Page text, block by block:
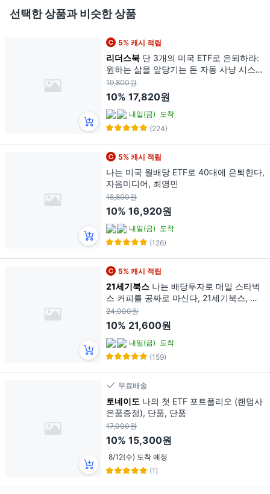
선택한 상품과 비슷한 상품
5% 캐시 적립
리더스북 단 3개의 미국 ETF로 은퇴하라:
원하는 삶을 앞당기는 돈 자동 사냥 시스
템, 리더스북, 김지훈
19,800원
10% 17,820원
내일(금)
도착
(224)
5% 캐시 적립
나는 미국 월배당 ETF로 40대에 은퇴한다,
자음미디어, 최영민
18,800원
10% 16,920원
내일(금)
도착
(126)
5% 캐시 적립
21세기북스 나는 배당투자로 매일 스타벅
스 커피를 공짜로 마신다, 21세기북스, 송
민섭(수페TV)
24,000원
10% 21,600원
내일(금)
도착
(159)
무료배송
토네이도 나의 첫 ETF 포트폴리오 (랜덤사
은품증정), 단품, 단품
17,000원
10% 15,300원
8/12(수) 도착 예정
(1)